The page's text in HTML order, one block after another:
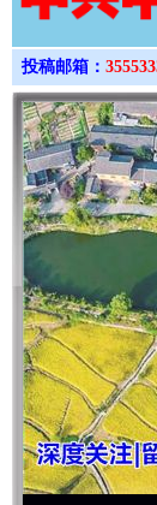
投稿邮箱：